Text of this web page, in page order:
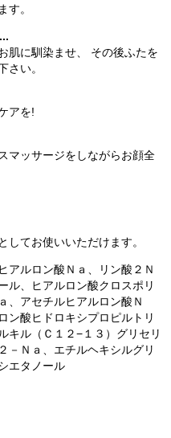
す。
肌に馴染ませ、 その後ふたを
さい。
アを!
マッサージをしながらお顔全
てお使いいただけます。
アルロン酸Ｎａ、リン酸２Ｎ
ル、ヒアルロン酸クロスポリ
、アセチルヒアルロン酸Ｎ
ン酸ヒドロキシプロピルトリ
キル（Ｃ１２−１３）グリセリ
－Ｎａ、エチルヘキシルグリ
エタノール